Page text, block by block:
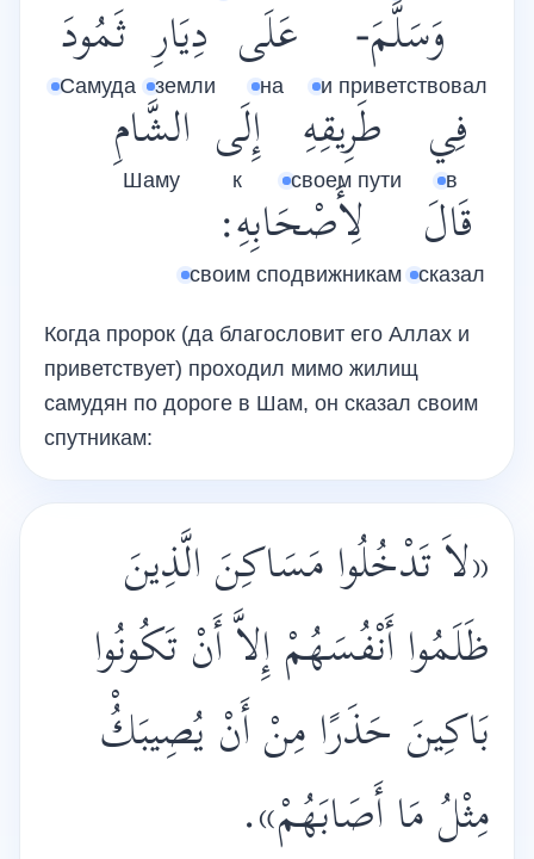
وَسَلَّمَ-
и приветствовал
عَلَى
на
دِيَارِ
земли
ثَمُودَ
Самуда
فِي
в
طَرِيقِهِ
своем пути
إِلَى
к
الشَّامِ
Шаму
قَالَ
сказал
لِأَصْحَابِهِ:
своим сподвижникам
Когда пророк (да благословит его Аллах и
приветствует) проходил мимо жилищ
самудян по дороге в Шам, он сказал своим
спутникам:
«لاَ تَدْخُلُوا مَسَاكِنَ الَّذِينَ
ظَلَمُوا أَنْفُسَهُمْ إِلاَّ أَنْ تَكُونُوا
بَاكِينَ حَذَرًا مِنْ أَنْ يُصِيبَكُْ
مِثْلُ مَا أَصَابَهُمْ».